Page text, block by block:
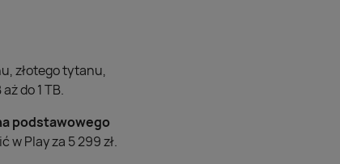
złotego tytanu,
do 1 TB.
podstawowego
w Play za 5 299 zł.